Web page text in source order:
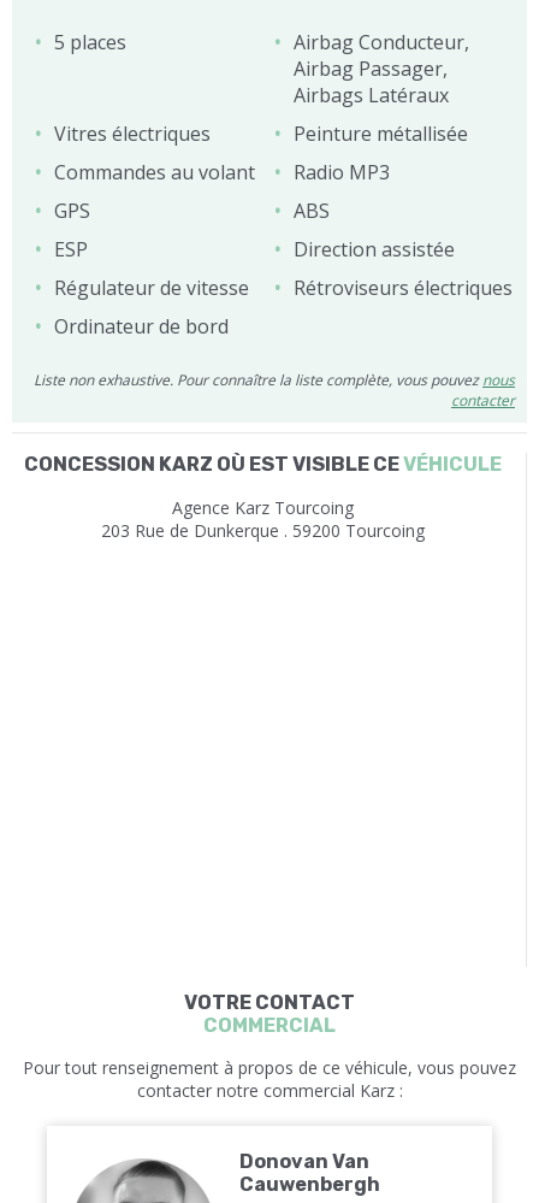
5 places
Airbag Conducteur,
Airbag Passager,
Airbags Latéraux
Vitres électriques
Peinture métallisée
Commandes au volant
Radio MP3
GPS
ABS
ESP
Direction assistée
Régulateur de vitesse
Rétroviseurs électriques
Ordinateur de bord
Liste non exhaustive. Pour connaître la liste complète, vous pouveznous
contacter
CONCESSION KARZ OÙ EST VISIBLE CEVÉHICULE
Agence Karz Tourcoing
203 Rue de Dunkerque . 59200 Tourcoing
VOTRE CONTACT
COMMERCIAL
Pour tout renseignement à propos de ce véhicule, vous pouvez
contacter notre commercial Karz :
Donovan Van
Cauwenbergh